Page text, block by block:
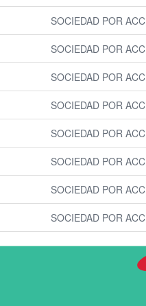
SOCIEDAD POR
SOCIEDAD POR
SOCIEDAD POR
SOCIEDAD POR
SOCIEDAD POR
SOCIEDAD POR
SOCIEDAD POR
SOCIEDAD POR